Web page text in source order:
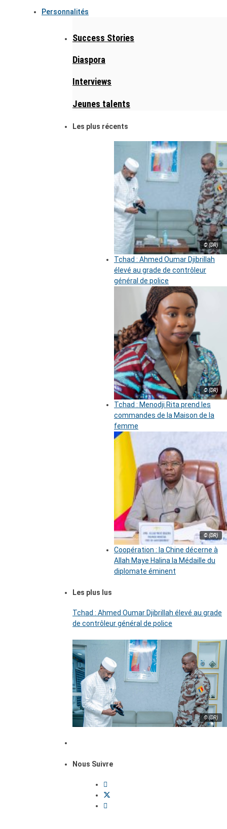
Personnalités
Success Stories
Diaspora
Interviews
Jeunes talents
Les plus récents
© (DR)
Tchad : Ahmed Oumar Djibrillah
élevé au grade de contrôleur
général de police
© (DR)
Tchad : Menodji Rita prend les
commandes de la Maison de la
femme
© (DR)
Coopération : la Chine décerne à
Allah Maye Halina la Médaille du
diplomate éminent
Les plus lus
Tchad : Ahmed Oumar Djibrillah élevé au grade
de contrôleur général de police
© (DR)
Nous Suivre